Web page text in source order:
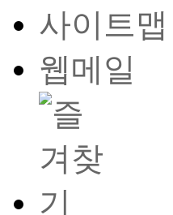
사이트맵
웹메일